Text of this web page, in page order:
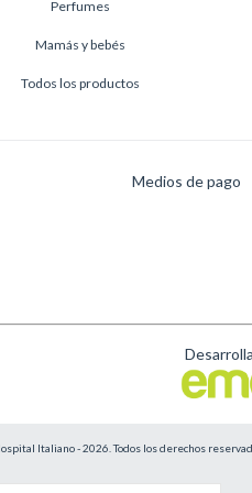
Perfumes
Mamás y bebés
Todos los productos
Medios de pago
Italiano - 2026. Todos los derechos